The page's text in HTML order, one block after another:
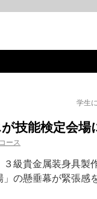
学生
技能検定会場
ース
級貴金属装身具製
の懸垂幕が緊張感